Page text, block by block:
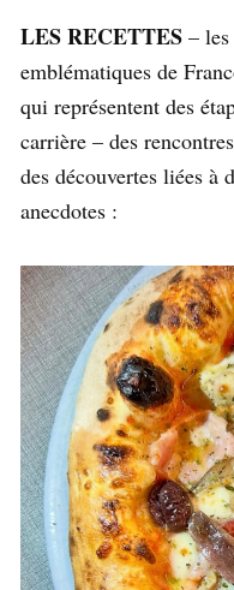
LES RECETTES –
emblématiques de
qui représentent des
carrière – des
des découvertes liées à
anecdotes :